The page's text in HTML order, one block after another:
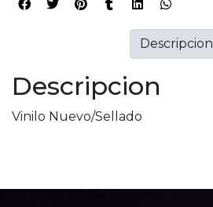
Descripcion
Vinilo Nuevo/Sellado
Descripcion